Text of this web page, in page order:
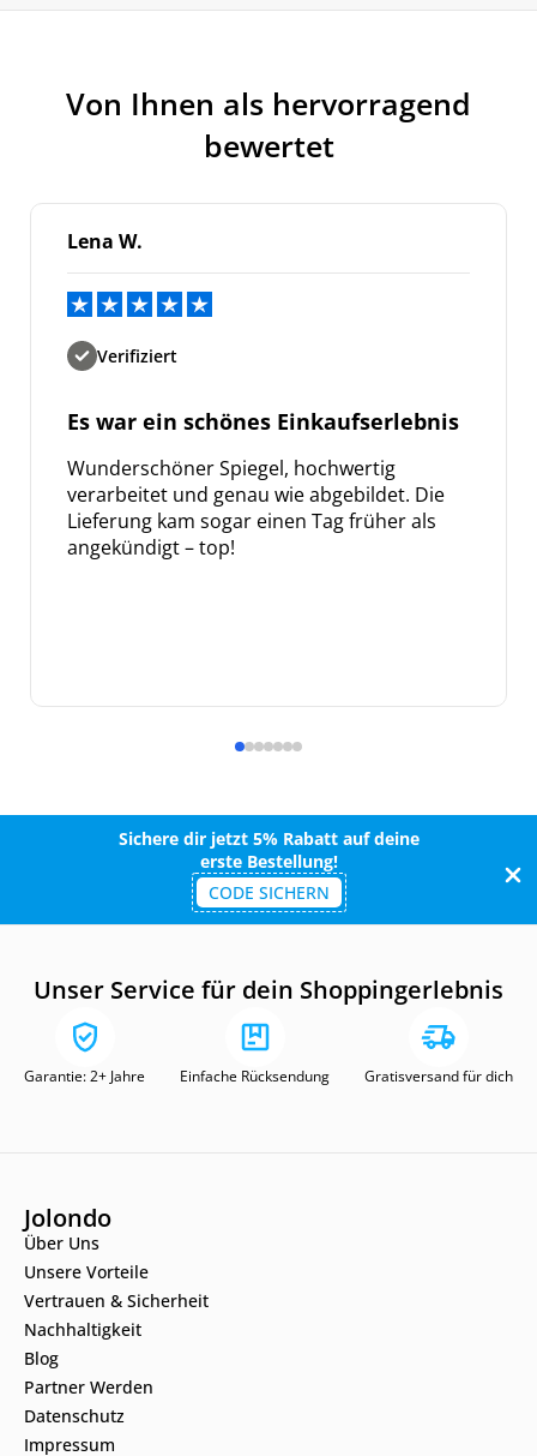
Von Ihnen als hervorragend
bewertet
Lena W.
Verifiziert
Es war ein schönes Einkaufserlebnis
Wunderschöner Spiegel, hochwertig
verarbeitet und genau wie abgebildet. Die
Lieferung kam sogar einen Tag früher als
angekündigt – top!
Sichere dir jetzt 5% Rabatt auf deine
erste Bestellung!
CODE SICHERN
Unser Service für dein Shoppingerlebnis
Garantie: 2+ Jahre Einfache Rücksendung Gratisversand für dich
Jolondo
Über Uns
Unsere Vorteile
Vertrauen & Sicherheit
Nachhaltigkeit
Blog
Partner Werden
Datenschutz
Impressum
Bleiben Sie auf dem Laufenden über
Neuigkeiten und Angebote.